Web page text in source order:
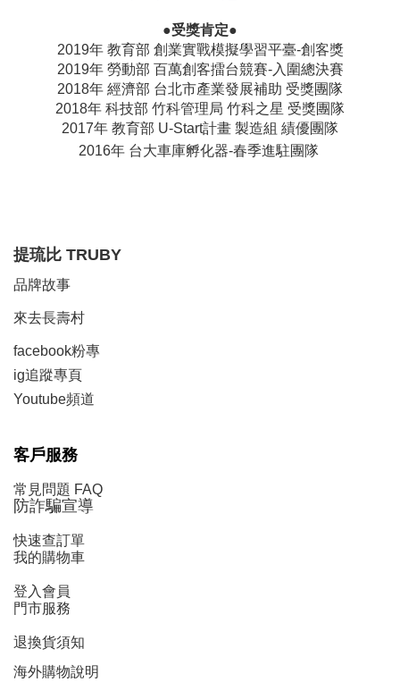
●受獎肯定●
2019年 教育部 創業實戰模擬學習平臺-創客獎
2019年 勞動部 百萬創客擂台競賽-入圍總決賽
2018年 經濟部 台北市產業發展補助 受獎團隊
2018年 科技部 竹科管理局 竹科之星 受獎團隊
2017年 教育部 U-Start計畫 製造組 績優團隊
2016年 台大車庫孵化器-春季進駐團隊
提琉比 TRUBY
品牌故事
來去長壽村
facebook粉專
ig追蹤專頁
Youtube頻道
客戶服務
常見問題 FAQ
防詐騙宣導
快速查訂單
我的購物車
登入會員
門市服務
退換貨須知
海外購物說明